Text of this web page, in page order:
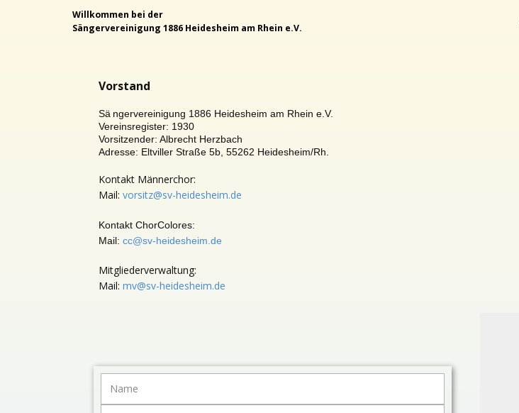
Willkommen bei der
Sängervereinigung 1886 Heidesheim am Rhein e.V.
Vorstand
Sä ngervereinigung 1886 Heidesheim am Rhein e.V.
Vereinsregister: 1930
Vorsitzender: Albrecht Herzbach
Adresse: Eltviller Straße 5b, 55262 Heidesheim/Rh.
Kontakt Männerchor:
Mail: vorsitz@sv-heidesheim.de
Kontakt ChorColores:
Mail: cc@sv-heidesheim.de
Mitgliederverwaltung:
Mail: mv@sv-heidesheim.de